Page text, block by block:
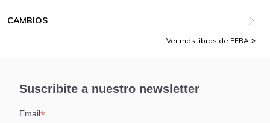
CAMBIOS
Ver más libros de FERA
Suscribite a nuestro newsletter
Email*